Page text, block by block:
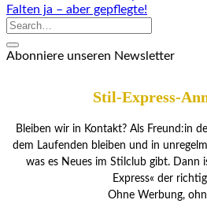
Falten ja – aber gepflegte!
Abonniere unseren Newsletter
Stil-Express-
Bleiben wir in Kontakt? Als Freund:in
dem Laufenden bleiben und in
was es Neues im Stilclub gibt. Dann
Express« der
Ohne Werbung,